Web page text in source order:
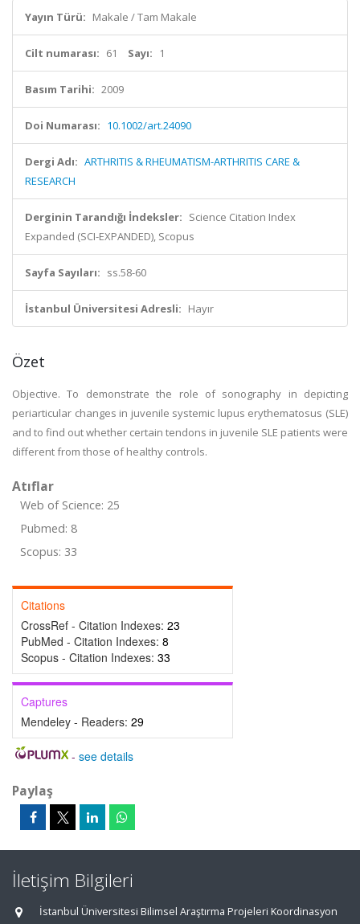
Yayın Türü: Makale / Tam Makale
Cilt numarası: 61 Sayı: 1
Basım Tarihi: 2009
Doi Numarası: 10.1002/art.24090
Dergi Adı: ARTHRITIS & RHEUMATISM-ARTHRITIS CARE &
RESEARCH
Derginin Tarandığı İndeksler: Science Citation Index
Expanded (SCI-EXPANDED), Scopus
Sayfa Sayıları: ss.58-60
İstanbul Üniversitesi Adresli: Hayır
Özet
Objective. To demonstrate the role of sonography in depicting
periarticular changes in juvenile systemic lupus erythematosus (SLE)
and to find out whether certain tendons in juvenile SLE patients were
different from those of healthy controls.
Atıflar
Web of Science: 25
Pubmed: 8
Scopus: 33
Citations
CrossRef - Citation Indexes: 23
PubMed - Citation Indexes: 8
Scopus - Citation Indexes: 33
Captures
Mendeley - Readers: 29
- see details
Paylaş
İletişim Bilgileri
İstanbul Üniversitesi Bilimsel Araştırma Projeleri Koordinasyon